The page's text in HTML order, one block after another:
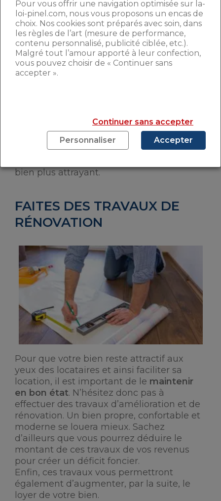
COPROPRIÉTÉ
Les biens en copropriété impliquent des
charges communes. Si certaines sont
inévitables, il est possible de faire des
chauffage individuel (électrique ou
chaudière à gaz) et ainsi avoir des charges
relatives à la consommation de vos
locataires et non à celles de tout
bien plus attrayant.
FAITES DES TRAVAUX DE
RÉNOVATION
Pour que votre bien reste attractif aux
yeux des locataires et ainsi faciliter sa
location, il est important de le maintenir
en bon état. N’hésitez donc pas à
effectuer des travaux d’amélioration et de
rénovation. Un bien propre, confortable et
moderne se louera mieux. Sachez
d’ailleurs que vous pourrez déduire le
montant de ces travaux de vos revenus
pour créer un déficit foncier.
Enfin, ces travaux vous permettront
également d’augmenter, par la suite, le
loyer de votre bien.
Pour vous offrir une navigation optimisée sur la-
loi-pinel.com, nous vous proposons un encas de
choix. Nos cookies sont préparés avec soin, dans
les règles de l’art (mesure de performance,
contenu personnalisé, publicité ciblée, etc.).
Malgré tout l’amour apporté à leur confection,
vous pouvez choisir de « Continuer sans
accepter ».
Continuer sans accepter
Personnaliser
Accepter